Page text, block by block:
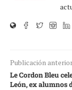
Publicación
Le Cordon Bleu
León, ex alumnos